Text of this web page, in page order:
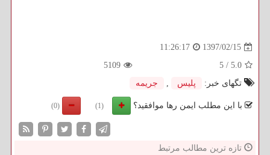
1397/02/15
11:26:17
5.0
/
5
5109
تگهای خبر:
پلیس , جریمه
با این مطلب ایمن رها موافقید؟ (1)
(0)
تازه ترین مطالب مرتبط